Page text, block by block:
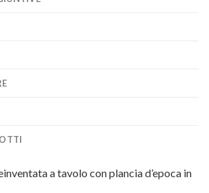
a tavolo con plancia d’epoca in